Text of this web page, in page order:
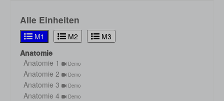
Alle Einheiten
M1 M2
M3
Anatomie
Anatomie 1
Demo
Anatomie 2 Demo
Anatomie 3 Demo
Anatomie 4 Demo